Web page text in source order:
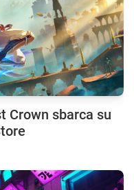
Crown sbarca su